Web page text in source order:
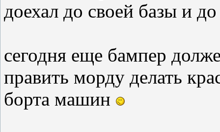
доехал до своей базы и
сегодня еще бампер
править морду делать
борта машин